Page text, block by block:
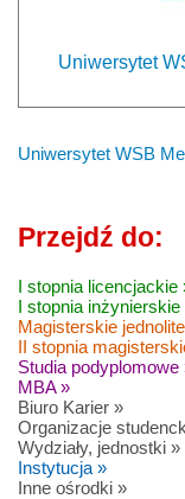
Uniwersytet
Uniwersytet WSB
Przejdź do:
I stopnia licencjackie
I stopnia inżynierskie
Magisterskie
II stopnia
Studia podyplomowe
MBA »
Biuro Karier »
Organizacje
Wydziały, jednostki »
Instytucja »
Inne ośrodki »